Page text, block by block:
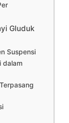
Gluduk
Suspensi
dalam